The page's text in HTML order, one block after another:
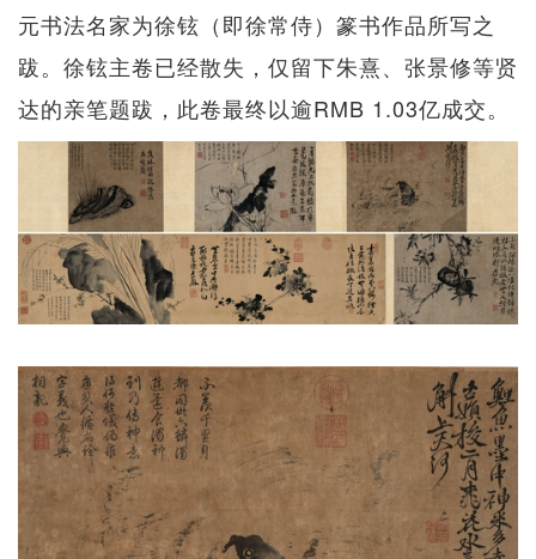
元书法名家为徐铉（即徐常侍）篆书作品所写之
跋。徐铉主卷已经散失，仅留下朱熹、张景修等贤
达的亲笔题跋，此卷最终以逾RMB 1.03亿成交。